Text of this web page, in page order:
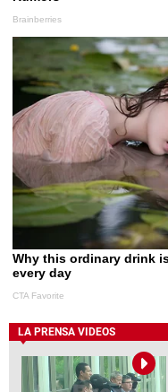
LA PRENSA VIDEOS